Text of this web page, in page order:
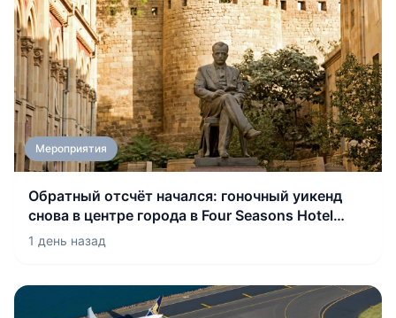
Мероприятия
Обратный отсчёт начался: гоночный уикенд
снова в центре города в Four Seasons Hotel
Baku
1 день назад